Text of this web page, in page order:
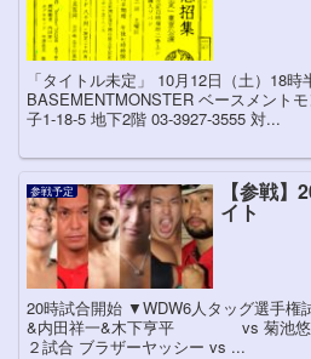
「タイトル未定」 10月12日（土）18
BASEMENTMONSTER ベースメント
子1-18-5 地下2階 03-3927-3555 対...
参戦予定 【参戦
イト
20時試合開始 ▼WDW6人タッグ選手権
&内田祥一&木下亨平 vs 菊池悠
２試合 ブラザーヤッシー vs ...